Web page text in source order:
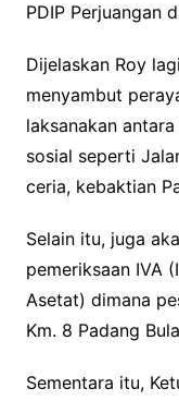
PDIP Perjuangan
Dijelaskan Roy
menyambut
laksanakan
sosial seperti
ceria, kebaktian
Selain itu, juga
pemeriksaan IVA
Asetat) dimana
Km. 8 Padang
Sementara itu,